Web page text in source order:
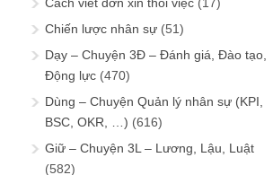
Cách viết đơn xin thôi việc (17)
Chiến lược nhân sự (51)
Dạy – Chuyện 3Đ – Đánh giá, Đào tạo,
Động lực (470)
Dùng – Chuyện Quản lý nhân sự (KPI,
BSC, OKR, …) (616)
Giữ – Chuyện 3L – Lương, Lậu, Luật
(582)